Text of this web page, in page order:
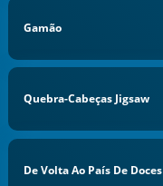
Gamão
Quebra-Cabeças Jigsaw
De Volta Ao País De Doces